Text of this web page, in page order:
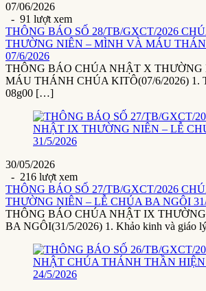
07/06/2026
- 91 lượt xem
THÔNG BÁO SỐ 28/TB/GXCT/2026
THƯỜNG NIÊN – MÌNH VÀ MÁU
07/6/2026
THÔNG BÁO CHÚA NHẬT X THƯỜNG
MÁU THÁNH CHÚA KITÔ(07/6/2026) 1.
08g00 […]
30/05/2026
- 216 lượt xem
THÔNG BÁO SỐ 27/TB/GXCT/2026
THƯỜNG NIÊN – LỄ CHÚA BA NGÔI
THÔNG BÁO CHÚA NHẬT IX
BA NGÔI(31/5/2026) 1. Khảo kinh và giáo